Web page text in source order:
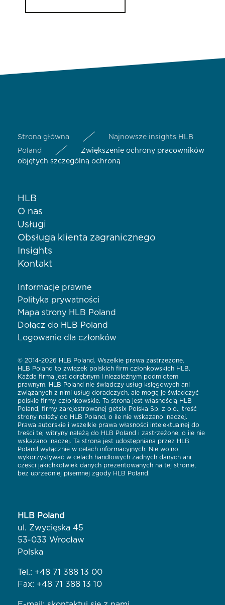
Strona główna
Najnowsze insights HLB
Poland
Zwiększenie ochrony pracowników
objętych szczególną ochroną
HLB
O nas
Usługi
Obsługa klienta zagranicznego
Insights
Kontakt
Informacje prawne
Polityka prywatności
Mapa strony HLB Poland
Dołącz do HLB Poland
Logowanie dla członków
© 2014-2026 HLB Poland. Wszelkie prawa zastrzeżone.
HLB Poland to związek polskich firm członkowskich HLB.
Każda firma jest odrębnym i niezależnym podmiotem
prawnym. HLB Poland nie świadczy usług księgowych ani
związanych z nimi usług doradczych, ale mogą je świadczyć
polskie firmy członkowskie. Ta strona jest własnością HLB
Poland, firmy zarejestrowanej getsix Polska Sp. z o.o., treść
strony należy do HLB Poland, o ile nie wskazano inaczej.
Prawa autorskie i wszelkie prawa własności intelektualnej do
treści tej witryny należą do HLB Poland i zastrzeżone, o ile nie
wskazano inaczej. Ta strona jest udostępniana przez HLB
Poland wyłącznie w celach informacyjnych. Nie wolno
wykorzystywać w celach handlowych żadnych danych ani
części jakichkolwiek danych prezentowanych na tej stronie,
bez uprzedniej pisemnej zgody HLB Poland.
HLB Poland
ul. Zwycięska 45
53-033 Wrocław
Polska
Tel.: +48 71 388 13 00
Fax: +48 71 388 13 10